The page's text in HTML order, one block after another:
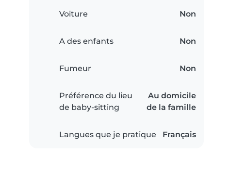
Voiture Non
A des enfants Non
Fumeur Non
Préférence du lieu
de baby-sitting
Au domicile
de la famille
Langues que je pratique Français